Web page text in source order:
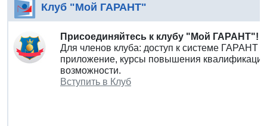
Клуб "Мой ГАРАНТ"
Присоединяйтесь к клубу "Мой ГАРАНТ"!
Для членов клуба: доступ к системе ГАРАНТ
приложение, курсы повышения
возможности.
Вступить в Клуб